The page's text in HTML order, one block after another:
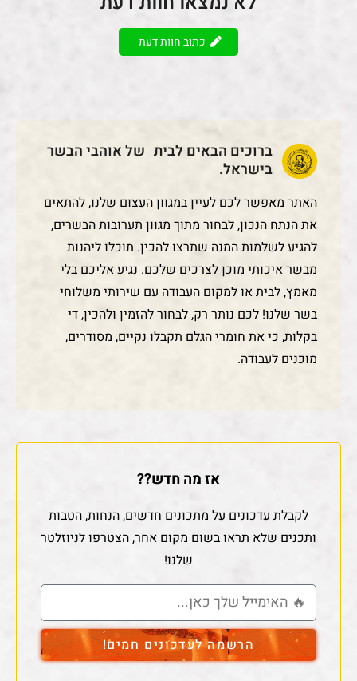
כתוב חוות דעת
ברוכים הבאים לבית של אוהבי הבשר
בישראל.
האתר מאפשר לכם לעיין במגוון העצום שלנו, להתאים
את הנתח הנכון, לבחור מתוך מגוון תערובות הבשרים,
להגיע לשלמות המנה שתרצו להכין. תוכלו ליהנות
מבשר איכותי מוכן לצרכים שלכם. נגיע אליכם בלי
מאמץ, לבית או למקום העבודה עם שירותי משלוחי
בשר שלנו! לכם נותר רק, לבחור להזמין ולהכין, די
בקלות, כי את חומרי הגלם תקבלו נקיים, מסודרים,
מוכנים לעבודה.
אז מה חדש??
לקבלת עדכונים על מתכונים חדשים, הנחות, הטבות
ותכנים שלא תראו בשום מקום אחר, הצטרפו לניוזלטר
שלנו!
הרשמה לעדכונים חמים!